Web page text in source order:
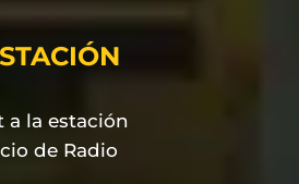
a la estación
de Radio